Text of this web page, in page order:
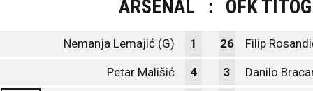
ARSENAL : OFK
Nemanja Lemajić (G) 1 26 Filip
Petar Mališić 4 3 Danilo